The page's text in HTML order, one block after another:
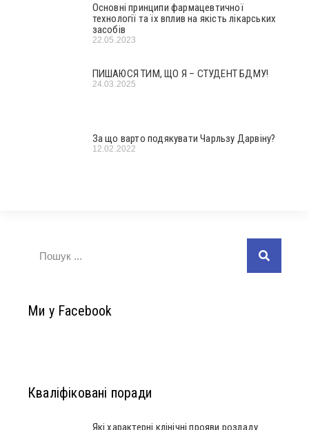
Основні принципи фармацевтичної
технології та їх вплив на якість лікарських
засобів
22.05.2023
ПИШАЮСЯ ТИМ, ЩО Я – СТУДЕНТ БДМУ!
24.03.2025
За що варто подякувати Чарльзу Дарвіну?
12.02.2022
Ми у Facebook
Кваліфіковані поради
Які характерні клінічні прояви розладу